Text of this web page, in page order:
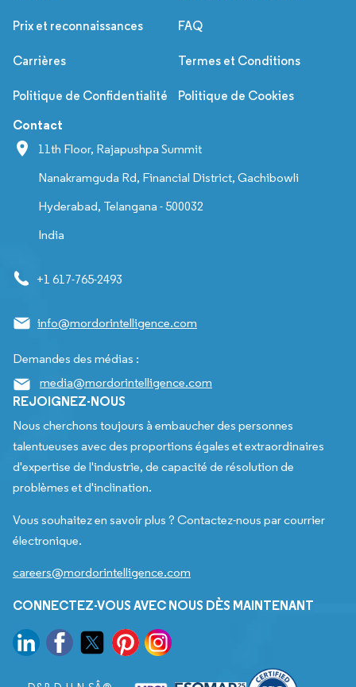
Prix et reconnaissances FAQ
Carrières Termes et Conditions
Politique de Confidentialité Politique de Cookies
Contact
11th Floor, Rajapushpa Summit
Nanakramguda Rd, Financial District, Gachibowli
Hyderabad, Telangana - 500032
India
+1 617-765-2493
info@mordorintelligence.com
Demandes des médias :
media@mordorintelligence.com
REJOIGNEZ-NOUS
Nous cherchons toujours à embaucher des personnes
talentueuses avec des proportions égales et extraordinaires
d'expertise de l'industrie, de capacité de résolution de
problèmes et d'inclination.
Vous souhaitez en savoir plus ? Contactez-nous par courrier
électronique.
careers@mordorintelligence.com
CONNECTEZ-VOUS AVEC NOUS DÈS MAINTENANT